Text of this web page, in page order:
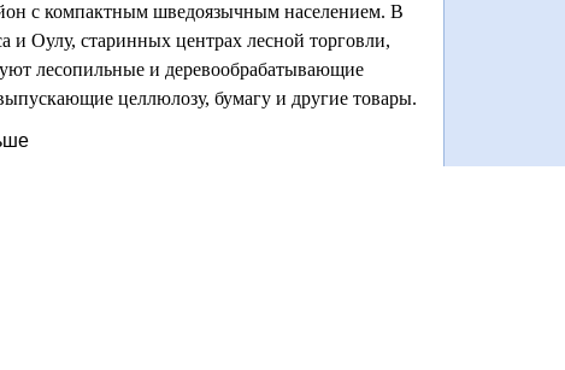
с компактным шведоязычным населением. В
и Оулу, старинных центрах лесной торговли,
лесопильные и деревообрабатывающие
целлюлозу, бумагу и другие товары.